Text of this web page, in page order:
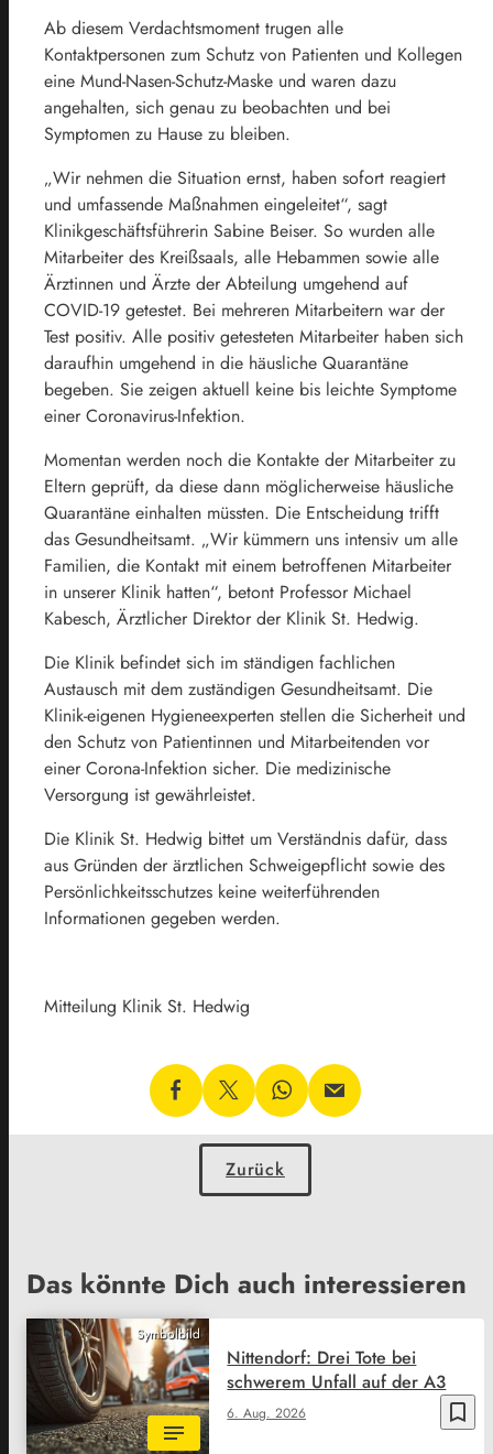
Ab diesem Verdachtsmoment trugen alle
Kontaktpersonen zum Schutz von Patienten und Kollegen
eine Mund-Nasen-Schutz-Maske und waren dazu
angehalten, sich genau zu beobachten und bei
Symptomen zu Hause zu bleiben.
„Wir nehmen die Situation ernst, haben sofort reagiert
und umfassende Maßnahmen eingeleitet“, sagt
Klinikgeschäftsführerin Sabine Beiser. So wurden alle
Mitarbeiter des Kreißsaals, alle Hebammen sowie alle
Ärztinnen und Ärzte der Abteilung umgehend auf
COVID-19 getestet. Bei mehreren Mitarbeitern war der
Test positiv. Alle positiv getesteten Mitarbeiter haben sich
daraufhin umgehend in die häusliche Quarantäne
begeben. Sie zeigen aktuell keine bis leichte Symptome
einer Coronavirus-Infektion.
Momentan werden noch die Kontakte der Mitarbeiter zu
Eltern geprüft, da diese dann möglicherweise häusliche
Quarantäne einhalten müssten. Die Entscheidung trifft
das Gesundheitsamt. „Wir kümmern uns intensiv um alle
Familien, die Kontakt mit einem betroffenen Mitarbeiter
in unserer Klinik hatten“, betont Professor Michael
Kabesch, Ärztlicher Direktor der Klinik St. Hedwig.
Die Klinik befindet sich im ständigen fachlichen
Austausch mit dem zuständigen Gesundheitsamt. Die
Klinik-eigenen Hygieneexperten stellen die Sicherheit und
den Schutz von Patientinnen und Mitarbeitenden vor
einer Corona-Infektion sicher. Die medizinische
Versorgung ist gewährleistet.
Die Klinik St. Hedwig bittet um Verständnis dafür, dass
aus Gründen der ärztlichen Schweigepflicht sowie des
Persönlichkeitsschutzes keine weiterführenden
Informationen gegeben werden.
Mitteilung Klinik St. Hedwig
Zurück
Das könnte Dich auch interessieren
Symbolbild
bookmark_border
6. Aug. 2026
Nittendorf: Drei Tote bei
schwerem Unfall auf der A3